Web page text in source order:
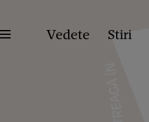
Vedete Stiri